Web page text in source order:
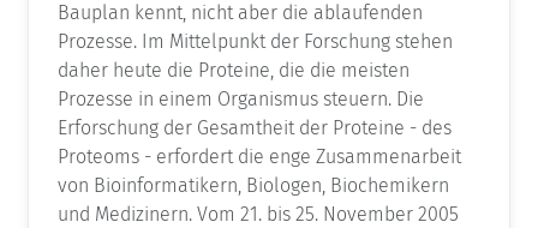
Bauplan kennt, nicht aber die ablaufenden
Prozesse. Im Mittelpunkt der Forschung stehen
daher heute die Proteine, die die meisten
Prozesse in einem Organismus steuern. Die
Erforschung der Gesamtheit der Proteine - des
Proteoms - erfordert die enge Zusammenarbeit
von Bioinformatikern, Biologen, Biochemikern
und Medizinern. Vom 21. bis 25. November 2005